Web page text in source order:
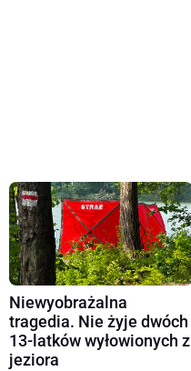
Niewyobrażalna
tragedia. Nie żyje dwóch
13-latków wyłowionych z
jeziora